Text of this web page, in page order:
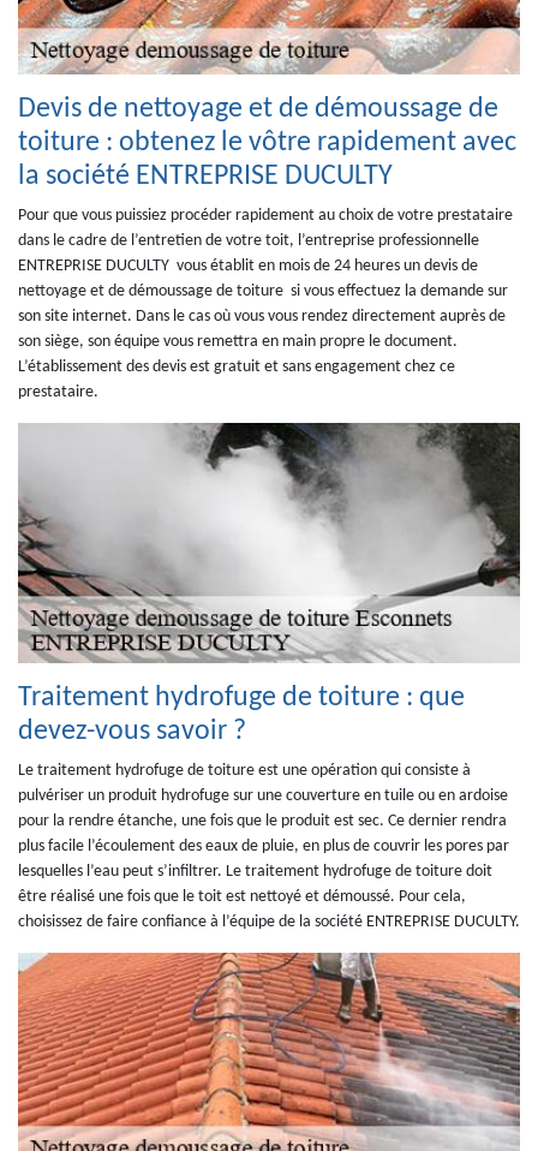
Devis de nettoyage et de démoussage de
toiture : obtenez le vôtre rapidement avec
la société ENTREPRISE DUCULTY
Pour que vous puissiez procéder rapidement au choix de votre prestataire
dans le cadre de l’entretien de votre toit, l’entreprise professionnelle
ENTREPRISE DUCULTY vous établit en mois de 24 heures un devis de
nettoyage et de démoussage de toiture si vous effectuez la demande sur
son site internet. Dans le cas où vous vous rendez directement auprès de
son siège, son équipe vous remettra en main propre le document.
L’établissement des devis est gratuit et sans engagement chez ce
prestataire.
Traitement hydrofuge de toiture : que
devez-vous savoir ?
Le traitement hydrofuge de toiture est une opération qui consiste à
pulvériser un produit hydrofuge sur une couverture en tuile ou en ardoise
pour la rendre étanche, une fois que le produit est sec. Ce dernier rendra
plus facile l’écoulement des eaux de pluie, en plus de couvrir les pores par
lesquelles l’eau peut s’infiltrer. Le traitement hydrofuge de toiture doit
être réalisé une fois que le toit est nettoyé et démoussé. Pour cela,
choisissez de faire confiance à l’équipe de la société ENTREPRISE DUCULTY.